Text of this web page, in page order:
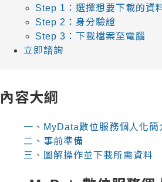
Step 1：選擇想要下載的資
Step 2：身分驗證
Step 3：下載檔案至電腦
立即諮詢
內容大綱
一、MyData數位服務個人化簡
二、事前準備
三、圖解操作並下載所需資料